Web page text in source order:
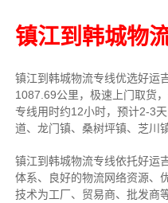
镇江到韩城物
镇江到韩城物流专线优选好运
1087.69公里， 极速上门取货
专线用时约12小时，预计2-3
道、龙门镇、桑树坪镇、芝川
镇江到韩城物流专线依托好运
体系、良好的物流网络资源、
技术为工厂、贸易商、批发商